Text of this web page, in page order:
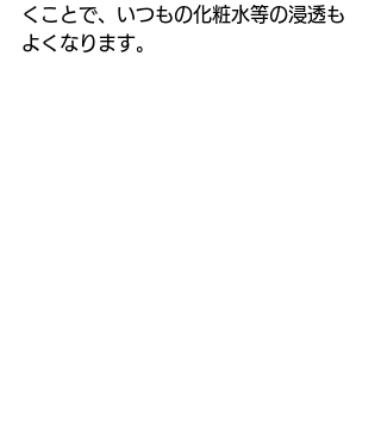
くことで、いつもの化粧水等の浸透も
よくなります。